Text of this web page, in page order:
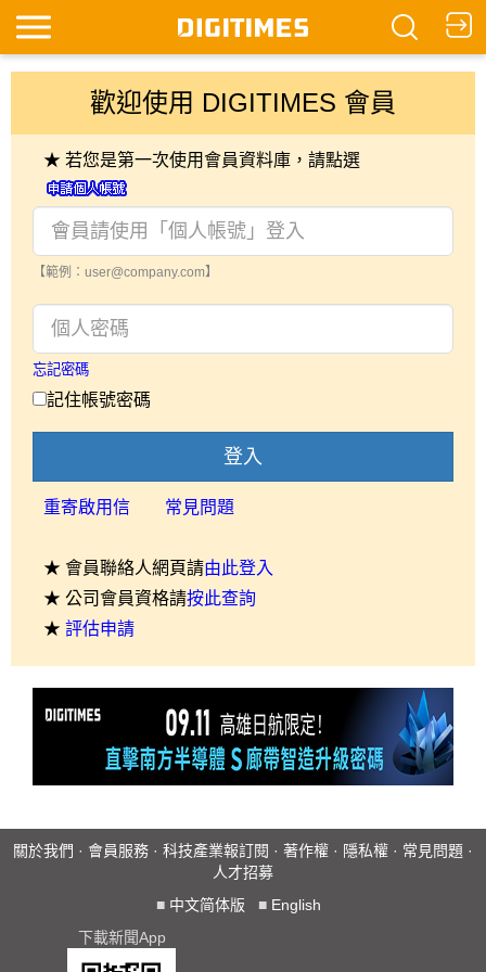
歡迎使用 DIGITIMES 會員
★ 若您是第一次使用會員資料庫，請點選
【範例：user@company.com】
忘記密碼
記住帳號密碼
登入
重寄啟用信 常見問題
★ 會員聯絡人網頁請由此登入
★ 公司會員資格請按此查詢
★ 評估申請
關於我們 · 會員服務 · 科技產業報訂閱 · 著作權 · 隱私權 · 常見問題 ·
人才招募
■ 中文简体版 ■ English
下載新聞App